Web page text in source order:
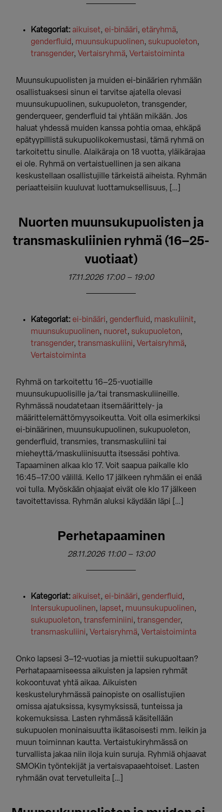
Kategoriat: aikuiset,ei-binääri,etäryhmä,
genderfluid, muunsukupuolinen, sukupuoleton,
transgender,Vertaisryhmä,Vertaistoiminta
Muunsukupuolisten ja muiden ei-binäärien ryhmään
osallistuaksesi sinun ei tarvitse ajatella olevasi
muunsukupuolinen, sukupuoleton, transgender,
genderqueer, genderfluid tai yhtään mikään. Jos
haluat yhdessä muiden kanssa pohtia omaa, ehkäpä
epätyypillistä sukupuolikokemustasi, tämä ryhmä on
tarkoitettu sinulle. Alaikäraja on 18 vuotta, yläikärajaa
ei ole. Ryhmä on vertaistuellinen ja sen aikana
keskustellaan osallistujille tärkeistä aiheista. Ryhmän
periaatteisiin kuuluvat luottamuksellisuus, […]
Nuorten muunsukupuolisten ja
transmaskuliinien ryhmä (16–25-
vuotiaat)
17.11.2026 17:00– 19:00
Kategoriat: ei-binääri, genderfluid, maskuliinit,
muunsukupuolinen, nuoret, sukupuoleton,
transgender,transmaskuliini,Vertaisryhmä,
Vertaistoiminta
Ryhmä on tarkoitettu 16–25-vuotiaille
muunsukupuolisille ja/tai transmaskuliineille.
Ryhmässä noudatetaan itsemäärittely- ja
määrittelemättömyysoikeutta. Voit olla esimerkiksi
ei-binäärinen, muunsukupuolinen, sukupuoleton,
genderfluid, transmies, transmaskuliini tai
mieheyttä/maskuliinisuutta itsessäsi pohtiva.
Tapaaminen alkaa klo 17. Voit saapua paikalle klo
16:45–17:00 välillä. Kello 17 jälkeen ryhmään ei enää
voi tulla. Myöskään ohjaajat eivät ole klo 17 jälkeen
tavoitettavissa. Ryhmän aluksi käydään läpi […]
Perhetapaaminen
28.11.2026 11:00– 13:00
Kategoriat: aikuiset,ei-binääri, genderfluid,
Intersukupuolinen, lapset, muunsukupuolinen,
sukupuoleton,transfeminiini,transgender,
transmaskuliini,Vertaisryhmä,Vertaistoiminta
Onko lapsesi 3–12-vuotias ja miettii sukupuoltaan?
Perhatapaamiseessa aikuisten ja lapsien ryhmät
kokoontuvat yhtä aikaa. Aikuisten
keskusteluryhmässä painopiste on osallistujien
omissa ajatuksissa, kysymyksissä, tunteissa ja
kokemuksissa. Lasten ryhmässä käsitellään
sukupuolen moninaisuutta ikätasoisesti mm. leikin ja
muun toiminnan kautta. Vertaistukiryhmässä on
turvallista jakaa niin iloja kuin suruja. Ryhmiä ohjaavat
SMOKin työntekijät ja vertaisvapaaehtoiset. Lasten
ryhmään ovat tervetulleita […]